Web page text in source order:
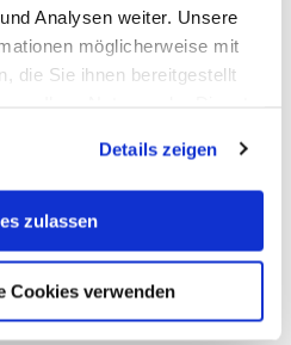
Analysen weiter. Unsere
möglicherweise mit
die Sie ihnen bereitgestellt
weiterhin nutzen.
Details zeigen
zulassen
Cookies verwenden
PDF-Dokumente benötigen Sie den
herunterladen*
zur Kenntnis
einverstanden*